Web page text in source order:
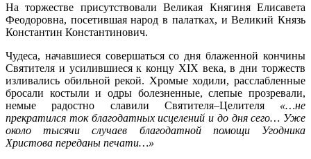
На торжестве присутствовали Великая Княгиня Елисавета
Феодоровна, посетившая народ в палатках, и Великий Князь
Константин Константинович.
Чудеса, начавшиеся совершаться со дня блаженной кончины
Святителя и усилившиеся к концу XIX века, в дни торжеств
изливались обильной рекой. Хромые ходили, расслабленные
бросали костыли и одры болезненные, слепые прозревали,
немые радостно славили Святителя–Целителя «…не
прекратился ток благодатных исцелений и до дня сего… Уже
около тысячи случаев благодатной помощи Угодника
Христова переданы печати…»